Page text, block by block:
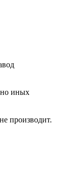
иных
производит.